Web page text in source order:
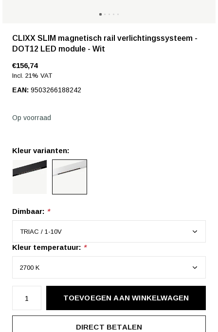
CLIXX SLIM magnetisch rail verlichtingssysteem -
DOT12 LED module - Wit
€156,74
Incl. 21% VAT
EAN: 9503266188242
Op voorraad
Kleur varianten:
Dimbaar: *
Kleur temperatuur: *
TOEVOEGEN AAN WINKELWAGEN
DIRECT BETALEN